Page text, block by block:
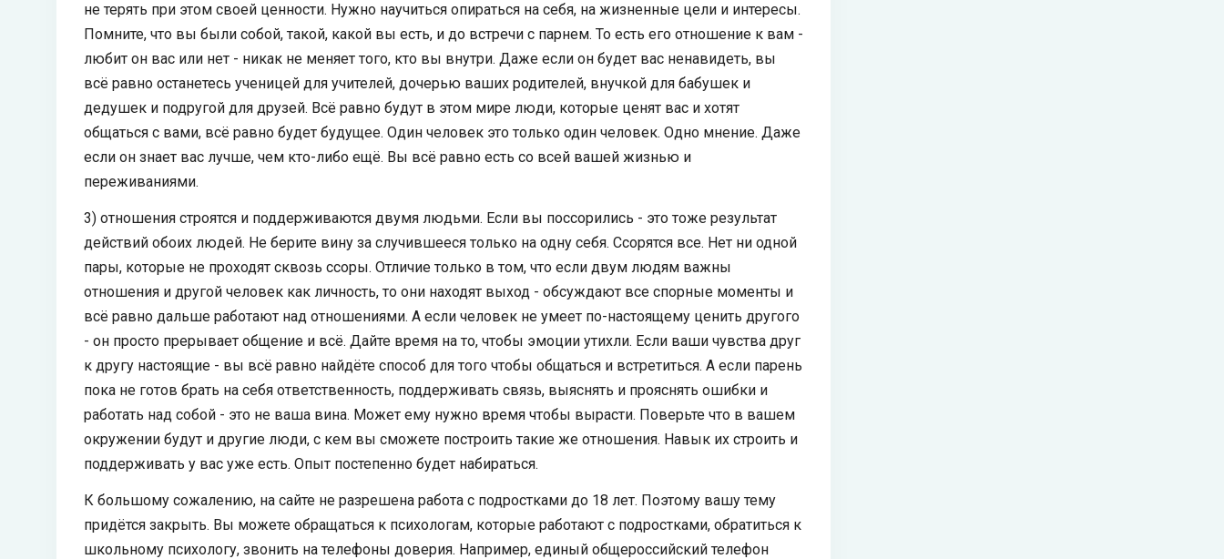
не терять при этом своей ценности. Нужно научиться опираться на себя, на жизненные цели и интересы.
Помните, что вы были собой, такой, какой вы есть, и до встречи с парнем. То есть его отношение к вам -
любит он вас или нет - никак не меняет того, кто вы внутри. Даже если он будет вас ненавидеть, вы
всё равно останетесь ученицей для учителей, дочерью ваших родителей, внучкой для бабушек и
дедушек и подругой для друзей. Всё равно будут в этом мире люди, которые ценят вас и хотят
общаться с вами, всё равно будет будущее. Один человек это только один человек. Одно мнение. Даже
если он знает вас лучше, чем кто-либо ещё. Вы всё равно есть со всей вашей жизнью и
переживаниями.
3) отношения строятся и поддерживаются двумя людьми. Если вы поссорились - это тоже результат
действий обоих людей. Не берите вину за случившееся только на одну себя. Ссорятся все. Нет ни одной
пары, которые не проходят сквозь ссоры. Отличие только в том, что если двум людям важны
отношения и другой человек как личность, то они находят выход - обсуждают все спорные моменты и
всё равно дальше работают над отношениями. А если человек не умеет по-настоящему ценить другого
- он просто прерывает общение и всё. Дайте время на то, чтобы эмоции утихли. Если ваши чувства друг
к другу настоящие - вы всё равно найдёте способ для того чтобы общаться и встретиться. А если парень
пока не готов брать на себя ответственность, поддерживать связь, выяснять и прояснять ошибки и
работать над собой - это не ваша вина. Может ему нужно время чтобы вырасти. Поверьте что в вашем
окружении будут и другие люди, с кем вы сможете построить такие же отношения. Навык их строить и
поддерживать у вас уже есть. Опыт постепенно будет набираться.
К большому сожалению, на сайте не разрешена работа с подростками до 18 лет. Поэтому вашу тему
придётся закрыть. Вы можете обращаться к психологам, которые работают с подростками, обратиться к
школьному психологу, звонить на телефоны доверия. Например, единый общероссийский телефон